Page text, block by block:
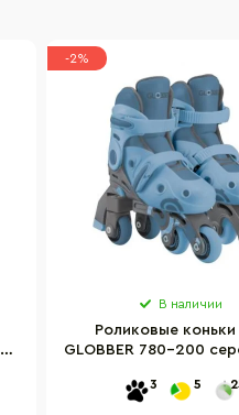
-2%
В наличии
Роликовые коньки
GLOBBER 780-200
3 5